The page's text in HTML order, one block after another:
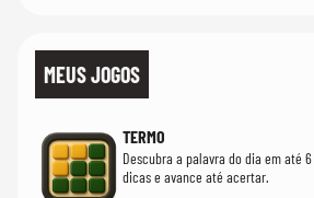
MEUS JOGOS
TERMO
Descubra a palavra do dia em até
dicas e avance até acertar.